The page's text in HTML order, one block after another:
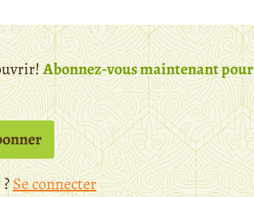
Abonnez-vous maintenant pour
?Se connecter